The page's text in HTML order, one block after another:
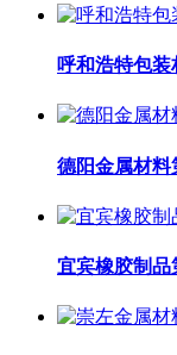
呼和浩特包
德阳金属材料
宜宾橡胶制品